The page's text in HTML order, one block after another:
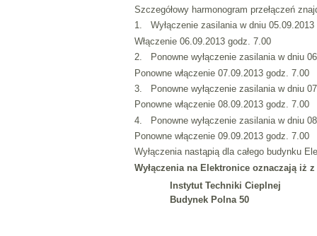
Szczegółowy harmonogram przełączeń
1. Wyłączenie zasilania w dniu 05.09.2013
Włączenie 06.09.2013 godz. 7.00
2. Ponowne wyłączenie zasilania w dniu
Ponowne włączenie 07.09.2013 godz. 7.00
3. Ponowne wyłączenie zasilania w dniu
Ponowne włączenie 08.09.2013 godz. 7.00
4. Ponowne wyłączenie zasilania w dniu
Ponowne włączenie 09.09.2013 godz. 7.00
Wyłączenia nastąpią dla całego budynku
Wyłączenia na Elektronice oznaczają iż
Instytut Techniki Cieplnej
Budynek Polna 50